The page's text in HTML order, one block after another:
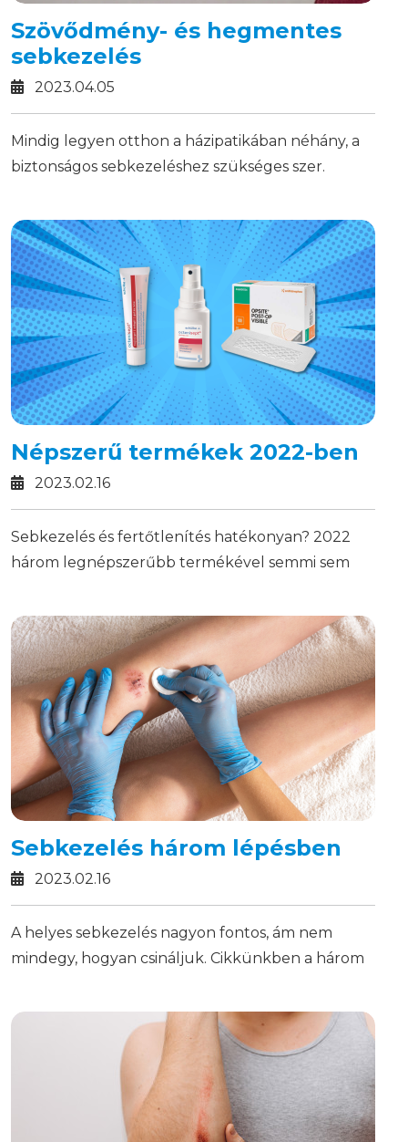
Szövődmény- és hegmentes
sebkezelés
2023.04.05
Mindig legyen otthon a házipatikában néhány, a
biztonságos sebkezeléshez szükséges szer.
Népszerű termékek 2022-ben
2023.02.16
Sebkezelés és fertőtlenítés hatékonyan? 2022
három legnépszerűbb termékével semmi sem
Sebkezelés három lépésben
2023.02.16
A helyes sebkezelés nagyon fontos, ám nem
mindegy, hogyan csináljuk. Cikkünkben a három